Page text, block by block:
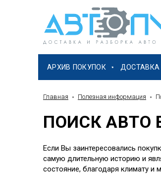
АРХИВ ПОКУПОК ДОСТАВКА
Главная Полезная информация
ПОИСК АВТО
Если Вы заинтересовались
самую длительную историю и
состояние, благодаря климату и